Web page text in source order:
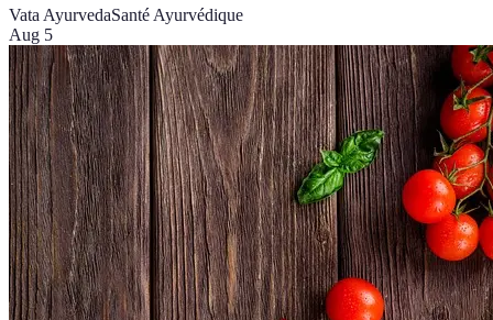
Vata AyurvedaSanté Ayurvédique
Aug 5